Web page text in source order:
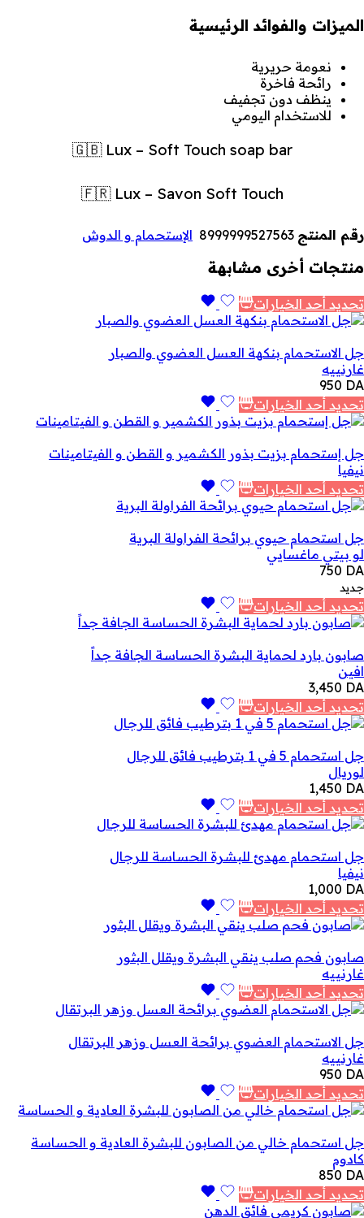
الميزات والفوائد الرئيسية
نعومة حريرية
رائحة فاخرة
ينظف دون تجفيف
للاستخدام اليومي
🇬🇧 Lux – Soft Touch soap bar
🇫🇷 Lux – Savon Soft Touch
رقم المنتج 8999999527563 الإستحمام و الدوش
منتجات أخرى مشابهة
تحديد أحد الخيارات
جل الاستحمام بنكهة العسل العضوي والصبار
غارنييه
950 DA
تحديد أحد الخيارات
جل إستحمام بزيت بذور الكشمير و القطن و الفيتامينات
نيفيا
تحديد أحد الخيارات
جل استحمام حيوي برائحة الفراولة البرية
لو بيتي ماغسايي
750 DA
جديد
تحديد أحد الخيارات
صابون بارد لحماية البشرة الحساسة الجافة جداً
افين
3,450 DA
تحديد أحد الخيارات
جل استحمام 5 في 1 بترطيب فائق للرجال
لوريال
1,450 DA
تحديد أحد الخيارات
جل استحمام مهدئ للبشرة الحساسة للرجال
نيفيا
1,000 DA
تحديد أحد الخيارات
صابون فحم صلب ينقي البشرة ويقلل البثور
غارنييه
تحديد أحد الخيارات
جل الاستحمام العضوي برائحة العسل وزهر البرتقال
غارنييه
950 DA
تحديد أحد الخيارات
جل استحمام خالي من الصابون للبشرة العادية و الحساسة
كادوم
850 DA
تحديد أحد الخيارات